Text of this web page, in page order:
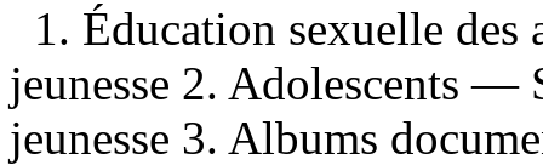
1. Éducation sexuelle
jeunesse 2. Adolescents
jeunesse 3. Albums